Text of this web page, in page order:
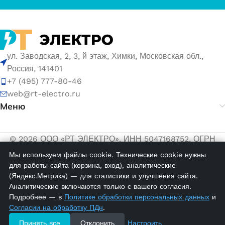
ул. Заводская, 2, 3, й этаж, Химки, Московская обл.,
Россия, 141401
+7 (495) 777-80-46
web@rt-electro.ru
Меню
© 2026 ООО «РТ ЭЛЕКТРО». ИНН 5047168752, ОГРН
1155047005145.
Политика обработки персональных данных
Согласие на обработку персональных данных
KCG 2;
Маркировка
кабеля (1,5…
89600
Мы используем файлы cookie. Технические cookie нужны
для работы сайта (корзина, вход), аналитические
(Яндекс.Метрика) — для статистики и улучшения сайта.
Аналитические включаются только с вашего согласия.
Подробнее — в Политике обработки персональных данных и
Согласии на обработку ПДн.
Принять все
Отклонить Настроить